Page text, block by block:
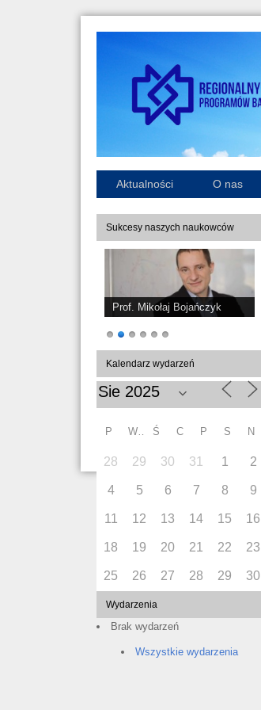
Aktualności O nas
Sukcesy naszych naukowców
Prof. Mikołaj Bojańczyk
Kalendarz wydarzeń
P Ś C P S N
28 29 30 31 1 2
4 5 6 7 8 9
11 12 13 14 15 16
18 19 20 21 22 23
25 26 27 28 29 30
Wydarzenia
Brak wydarzeń
Wszystkie wydarzenia